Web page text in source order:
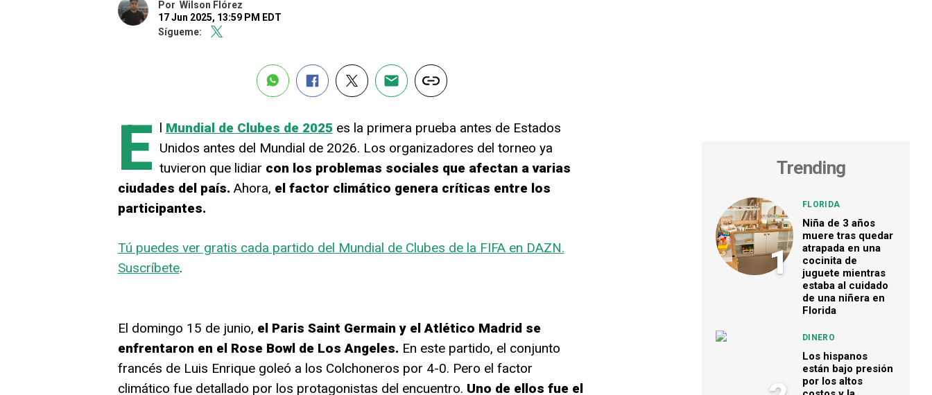
Por Wilson Flórez
17 Jun 2025, 13:59 PM EDT
Sígueme:
E l Mundial de Clubes de 2025es la primera prueba antes de Estados
Unidos antes del Mundial de 2026. Los organizadores del torneo ya
tuvieron que lidiar con los problemas sociales que afectan a varias
ciudades del país. Ahora, el factor climático genera críticas entre los
participantes.
Tú puedes ver gratis cada partido del Mundial de Clubes de la FIFA en DAZN.
Suscríbete.
El domingo 15 de junio, el Paris Saint Germain y el Atlético Madrid se
enfrentaron en el Rose Bowl de Los Angeles. En este partido, el conjunto
francés de Luis Enrique goleó a los Colchoneros por 4-0. Pero el factor
climático fue detallado por los protagonistas del encuentro. Uno de ellos fue el
Trending
1
FLORIDA
Niña de 3 años
muere tras quedar
atrapada en una
cocinita de
juguete mientras
estaba al cuidado
de una niñera en
Florida
DINERO
Los hispanos
están bajo presión
por los altos